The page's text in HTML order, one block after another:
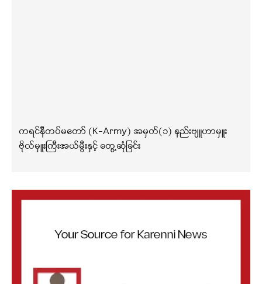
ကရင်နီတပ်မတော် (K-Army) အမှတ်(၁) နည်းဗျူဟာမှူး
ဗိုလ်မှူးကြီးအယ်မွီးနှင့် တွေ့ဆုံခြင်း